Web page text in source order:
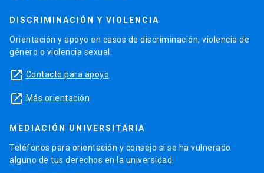
DISCRIMINACIÓN Y VIOLENCIA
Orientación y apoyo en casos de discriminación, violencia de
género o violencia sexual.
launch Contacto para apoyo
launch Más orientación
MEDIACIÓN UNIVERSITARIA
Teléfonos para orientación y consejo si se ha vulnerado
alguno de tus derechos en la universidad.